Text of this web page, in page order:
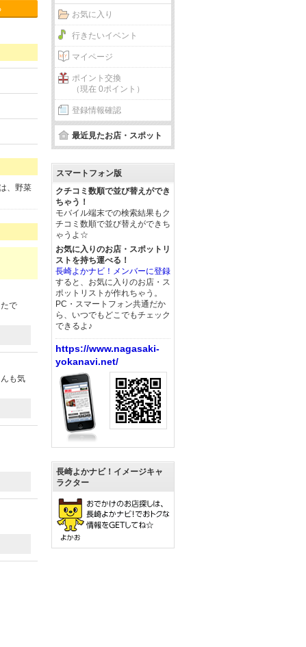
、野菜
で
も気
お気に入り
行きたいイベント
マイページ
ポイント交換
（現在 0ポイント）
登録情報確認
最近見たお店・スポット
スマートフォン版
クチコミ数順で並び替えができ
ちゃう！
モバイル端末での検索結果もク
チコミ数順で並び替えができち
ゃうよ☆
お気に入りのお店・スポットリ
ストを持ち運べる！
長崎よかナビ！メンバーに登録
すると、お気に入りのお店・ス
ポットリストが作れちゃう。
PC・スマートフォン共通だか
ら、いつでもどこでもチェック
できるよ♪
https://www.nagasaki-
yokanavi.net/
長崎よかナビ！イメージキャ
ラクター